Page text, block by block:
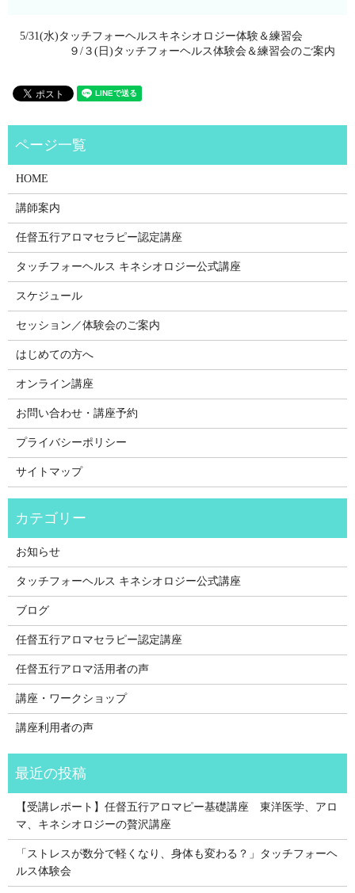
5/31(水)タッチフォーヘルスキネシオロジー体験＆練習会
９/３(日)タッチフォーヘルス体験会＆練習会のご案内
HOME
講師案内
任督五行アロマセラピー認定講座
タッチフォーヘルス キネシオロジー公式講座
スケジュール
セッション／体験会のご案内
はじめての方へ
オンライン講座
お問い合わせ・講座予約
プライバシーポリシー
サイトマップ
お知らせ
タッチフォーヘルス キネシオロジー公式講座
ブログ
任督五行アロマセラピー認定講座
任督五行アロマ活用者の声
講座・ワークショップ
講座利用者の声
【受講レポート】任督五行アロマピー基礎講座 東洋医学、アロ
マ、キネシオロジーの贅沢講座
「ストレスが数分で軽くなり、身体も変わる？」タッチフォーヘ
ルス体験会